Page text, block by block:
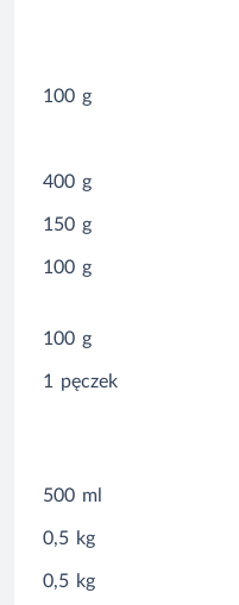
100 g
400 g
150 g
100 g
100 g
1 pęczek
500 ml
0,5 kg
0,5 kg